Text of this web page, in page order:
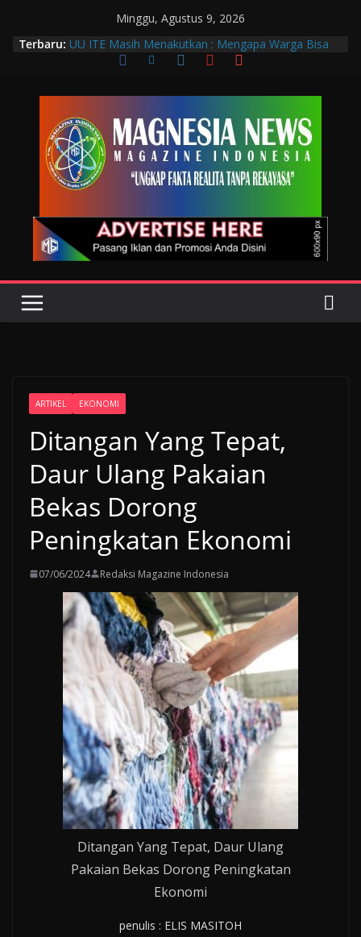
Minggu, Agustus 9, 2026
Terbaru: Data Pribadi Bocor di Mana-Mana, Negara
Sebenarnya Sedang Melindungi Siapa?
Muscab VIII DPC PTGMI Kota Bandung Jadi
Momentum Penguatan Profesi dan Transformasi
Digital
Wakil Wali Kota Bandung Hadiri Muscab VIII PTGMI
Kota Bandung, Dorong Penguatan Kompetensi
Terapis Gigi dan Mulut
Tenaga Teknologi Laboratorium Medik
ARTIKEL EKONOMI
Ditangan Yang Tepat,
Daur Ulang Pakaian
Bekas Dorong
Peningkatan Ekonomi
07/06/2024 Redaksi Magazine Indonesia
Ditangan Yang Tepat, Daur Ulang
Pakaian Bekas Dorong Peningkatan
Ekonomi
penulis : ELIS MASITOH